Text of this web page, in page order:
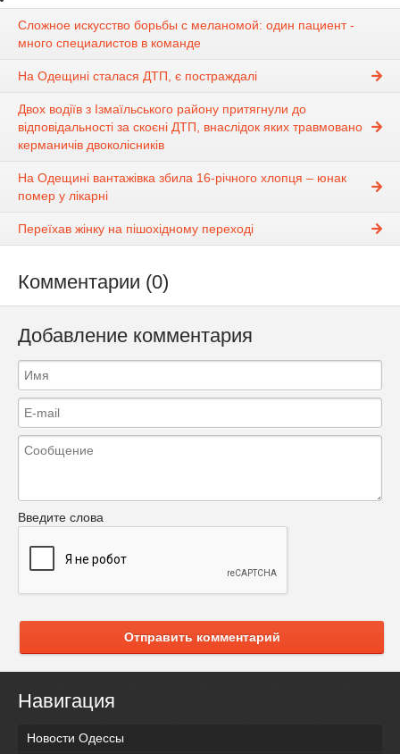
Сложное искусство борьбы с меланомой: один пациент -
много специалистов в команде
На Одещині сталася ДТП, є постраждалі
Двох водіїв з Ізмаїльського району притягнули до
відповідальності за скоєні ДТП, внаслідок яких травмовано
керманичів двоколісників
На Одещині вантажівка збила 16-річного хлопця – юнак
помер у лікарні
Переїхав жінку на пішохідному переході
Комментарии (0)
Добавление комментария
Введите слова
Отправить комментарий
Навигация
Новости Одессы